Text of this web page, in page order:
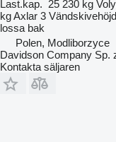
Last.kap. 25 230 kg
kgAxlar 3 Vändskivehöjd
lossa bak
Polen, Modliborzyce
Davidson Company Sp.
Kontakta säljaren